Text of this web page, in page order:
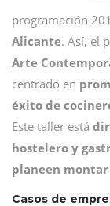
programación
Alicante. Así, el
Arte
centrado en
éxito de
Este taller está
hostelero y
planeen montar
Casos de